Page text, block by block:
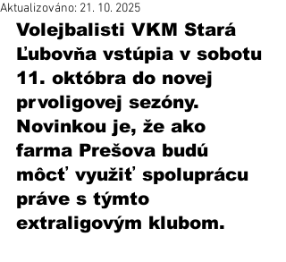
Aktualizováno: 21. 10. 2025
Volejbalisti VKM Stará
Ľubovňa vstúpia v sobotu
11. októbra do novej
prvoligovej sezóny.
Novinkou je, že ako
farma Prešova budú
môcť využiť spoluprácu
práve s týmto
extraligovým klubom.